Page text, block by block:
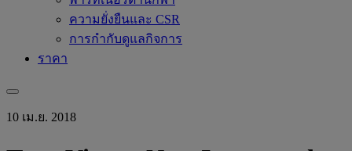
ความยั่งยืนและ CSR
การกำกับดูแลกิจการ
ราคา
10 เม.ย. 2018